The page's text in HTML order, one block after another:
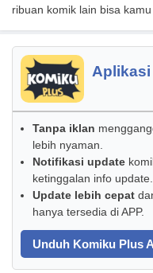
ribuan komik lain bisa
Tanpa iklan
lebih nyaman.
Notifikasi update
ketinggalan info update.
Update lebih cepat
hanya tersedia di APP.
Unduh Komiku Plus